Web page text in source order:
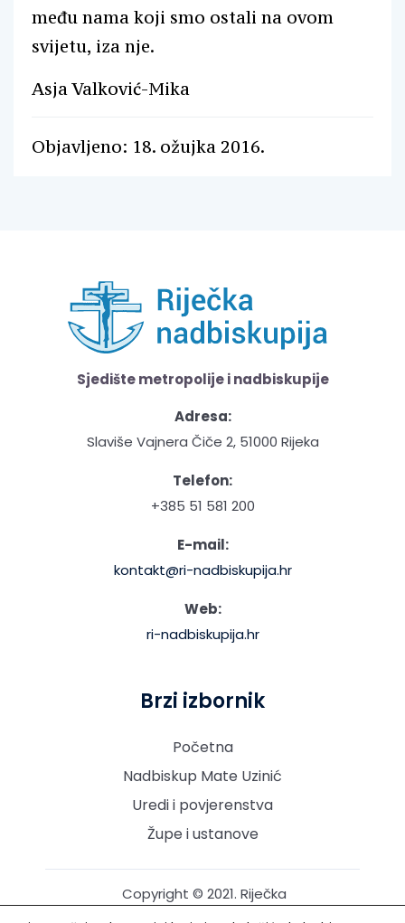
među nama koji smo ostali na ovom
svijetu, iza nje.
Asja Valković-Mika
Objavljeno: 18. ožujka 2016.
Sjedište metropolije i nadbiskupije
Adresa:
Slaviše Vajnera Čiče 2, 51000 Rijeka
Telefon:
+385 51 581 200
E-mail:
kontakt@ri-nadbiskupija.hr
Web:
ri-nadbiskupija.hr
Brzi izbornik
Početna
Nadbiskup Mate Uzinić
Uredi i povjerenstva
Župe i ustanove
Copyright © 2021. Riječka